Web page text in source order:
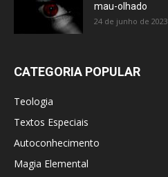
mau-olhado
24 de junho de 2023
CATEGORIA POPULAR
Teologia
Textos Especiais
Autoconhecimento
Magia Elemental